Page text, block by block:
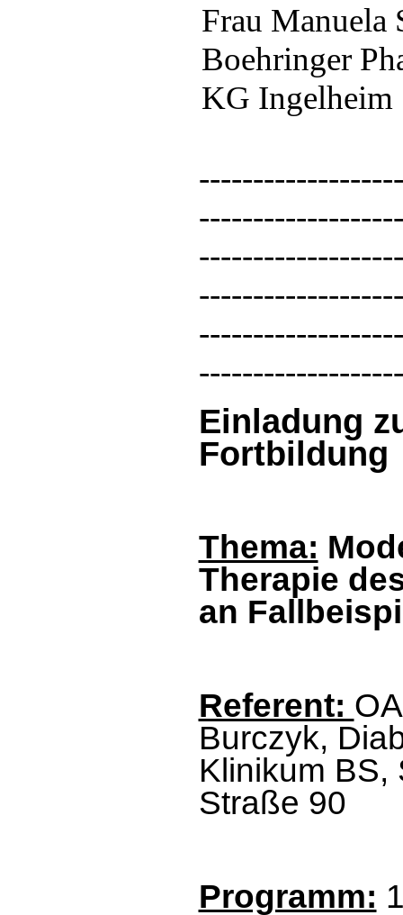
Frau Manuela
Boehringer
KG Ingelheim
Einladung
Fortbildung
Thema:
Therapie
an
Referent:
Burczyk,
Klinikum BS,
Straße 90
Programm: